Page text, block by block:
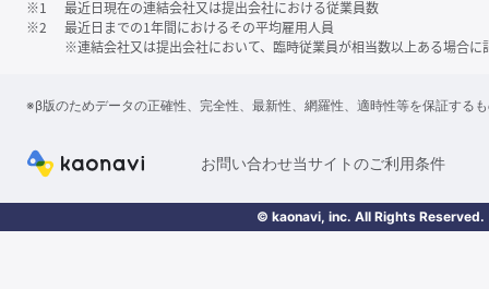
※1
最近日現在の連結会社又は提出会社における従業員数
※2
最近日までの1年間におけるその平均雇用人員
※連結会社又は提出会社において、臨時従業員が相当数以上ある場合に
※β版のためデータの正確性、完全性、最新性、網羅性、適時性等を保証する
お問い合わせ当サイトのご利用条件
© kaonavi, inc. All Rights Reserved.